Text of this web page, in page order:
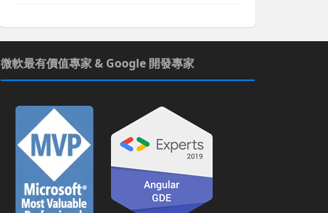
微軟最有價值專家 & Google 開發專家